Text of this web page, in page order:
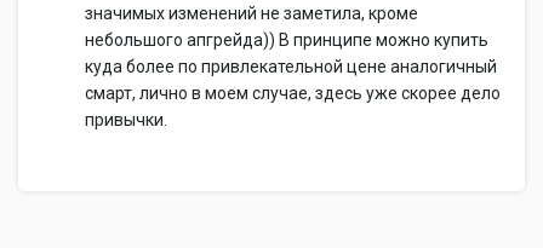
значимых изменений не заметила, кроме
небольшого апгрейда)) В принципе можно купить
куда более по привлекательной цене аналогичный
смарт, лично в моем случае, здесь уже скорее дело
привычки.